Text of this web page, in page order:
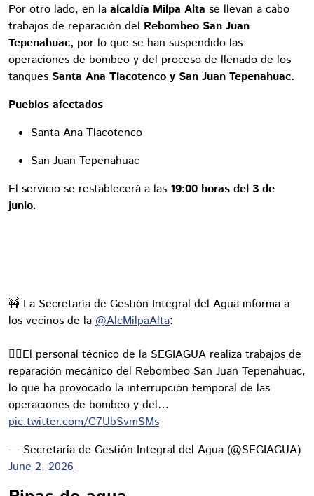
Por otro lado, en la alcaldía Milpa Alta se llevan a cabo
trabajos de reparación del Rebombeo San Juan
Tepenahuac, por lo que se han suspendido las
operaciones de bombeo y del proceso de llenado de los
tanques Santa Ana Tlacotenco y San Juan Tepenahuac.
Pueblos afectados
Santa Ana Tlacotenco
San Juan Tepenahuac
El servicio se restablecerá a las 19:00 horas del 3 de
junio.
🚧 La Secretaría de Gestión Integral del Agua informa a
los vecinos de la @AlcMilpaAlta:
👷‍♀️El personal técnico de la SEGIAGUA realiza trabajos de
reparación mecánico del Rebombeo San Juan Tepenahuac,
lo que ha provocado la interrupción temporal de las
operaciones de bombeo y del…
pic.twitter.com/C7UbSvmSMs
— Secretaría de Gestión Integral del Agua (@SEGIAGUA)
June 2, 2026